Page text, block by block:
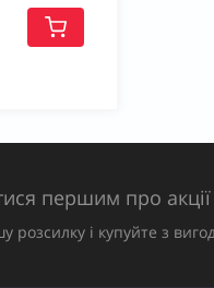
першим про
розсилку і купуйте з